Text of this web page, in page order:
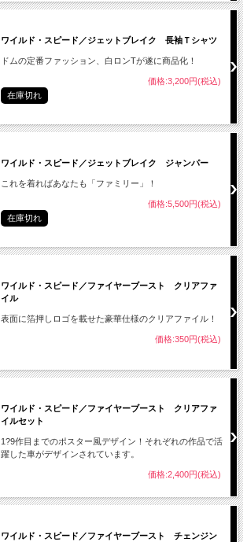
ワイルド・スピード／ジェットブレイク 長袖Ｔシャツ
ドムの定番ファッション、白ロンTが遂に商品化！
価格:3,200円(税込)
在庫切れ
ワイルド・スピード／ジェットブレイク ジャンパー
これを着ればあなたも「ファミリー」！
価格:5,500円(税込)
在庫切れ
ワイルド・スピード／ファイヤーブースト クリアファ
イル
表面に箔押しロゴを載せた豪華仕様のクリアファイル！
価格:350円(税込)
ワイルド・スピード／ファイヤーブースト クリアファ
イルセット
1?9作目までのポスター風デザイン！それぞれの作品で活
躍した車がデザインされています。
価格:2,400円(税込)
ワイルド・スピード／ファイヤーブースト チェンジン